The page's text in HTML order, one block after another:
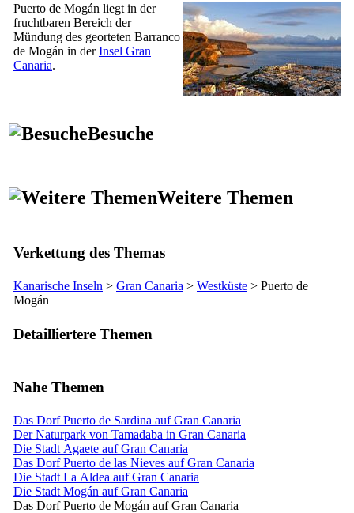
Puerto de Mogán liegt in der
fruchtbaren Bereich der
Mündung des georteten Barranco
de Mogán in derInsel Gran
Canaria.
Besuche
Weitere Themen
Verkettung des Themas
Kanarische Inseln > Gran Canaria > Westküste > Puerto de
Mogán
Detailliertere Themen
Nahe Themen
Das Dorf Puerto de Sardina auf Gran Canaria
Der Naturpark von Tamadaba in Gran Canaria
Die Stadt Agaete auf Gran Canaria
Das Dorf Puerto de las Nieves auf Gran Canaria
Die Stadt La Aldea auf Gran Canaria
Die Stadt Mogán auf Gran Canaria
Das Dorf Puerto de Mogán auf Gran Canaria